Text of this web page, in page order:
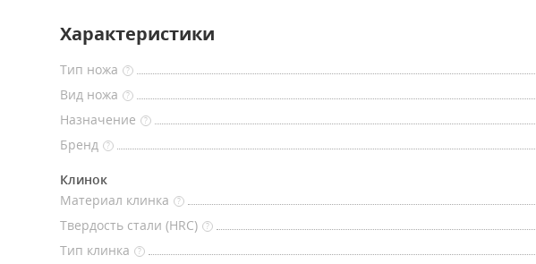
Характеристики
Тип ножа ?
Вид ножа ?
Назначение ?
Бренд ?
Клинок
Материал клинка
?
Твердость стали (HRC) ?
Тип клинка
?